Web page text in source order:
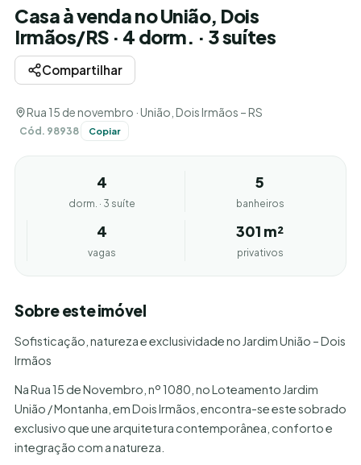
Casa à venda no União, Dois
Irmãos/RS · 4 dorm. · 3 suítes
Compartilhar
Rua 15 de novembro · União, Dois Irmãos – RS
Cód. 98938 Copiar
4
dorm. · 3 suíte
5
banheiros
4
vagas
301 m²
privativos
Sobre este imóvel
Sofisticação, natureza e exclusividade no Jardim União – Dois
Irmãos
Na Rua 15 de Novembro, nº 1080, no Loteamento Jardim
União / Montanha, em Dois Irmãos, encontra-se este sobrado
exclusivo que une arquitetura contemporânea, conforto e
integração com a natureza.